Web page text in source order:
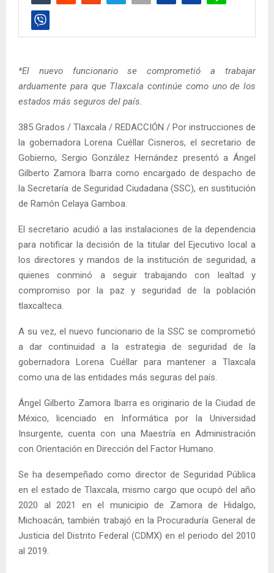
*El nuevo funcionario se comprometió a trabajar
arduamente para que Tlaxcala continúe como uno de los
estados más seguros del país.
385 Grados / Tlaxcala / REDACCIÓN / Por instrucciones de
la gobernadora Lorena Cuéllar Cisneros, el secretario de
Gobierno, Sergio González Hernández presentó a Ángel
Gilberto Zamora Ibarra como encargado de despacho de
la Secretaría de Seguridad Ciudadana (SSC), en sustitución
de Ramón Celaya Gamboa.
El secretario acudió a las instalaciones de la dependencia
para notificar la decisión de la titular del Ejecutivo local a
los directores y mandos de la institución de seguridad, a
quienes conminó a seguir trabajando con lealtad y
compromiso por la paz y seguridad de la población
tlaxcalteca.
A su vez, el nuevo funcionario de la SSC se comprometió
a dar continuidad a la estrategia de seguridad de la
gobernadora Lorena Cuéllar para mantener a Tlaxcala
como una de las entidades más seguras del país.
Ángel Gilberto Zamora Ibarra es originario de la Ciudad de
México, licenciado en Informática por la Universidad
Insurgente, cuenta con una Maestría en Administración
con Orientación en Dirección del Factor Humano.
Se ha desempeñado como director de Seguridad Pública
en el estado de Tlaxcala, mismo cargo que ocupó del año
2020 al 2021 en el municipio de Zamora de Hidalgo,
Michoacán, también trabajó en la Procuraduría General de
Justicia del Distrito Federal (CDMX) en el periodo del 2010
al 2019.